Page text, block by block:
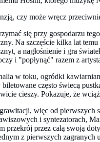
czy może wręcz
się przy gospodarzu
Na szczęście kilka lat
a nagłośnienie i gra
i "popłynąć" razem z
w toku, ogródki
często świecą
cieszy. Pokazuje, że
więc od pierwszych
i syntezatorach,
przekrój przez całą swoją
z pierwszych